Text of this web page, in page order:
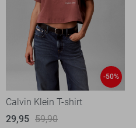
-50%
Calvin Klein T-shirt
29,95 59,90